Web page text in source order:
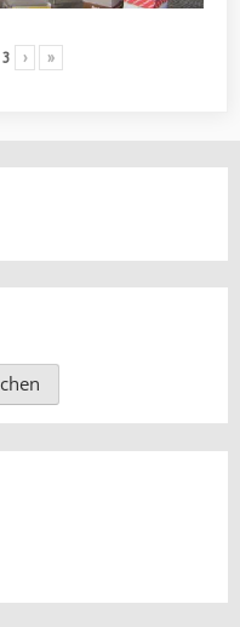
3 › »